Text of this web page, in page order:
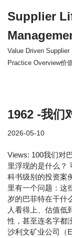
to
content
Supplier
Value Driven
Practice Overview价
1962 -我们
2026-05-10
Views: 100我们对
里浮现的是什么
科书级别的投资案
里有一个问题：这
岁的巴菲特在干
人看得上、估值低
性，甚至连名字
沙利文矿业公司（